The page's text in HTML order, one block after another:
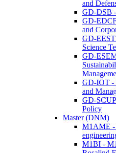
and
GD-DSB
GD-
and
GD-
Science
GD-
GD-IOT -
and
GD-
Policy
Master (DNM)
M1AME -
M1BI -